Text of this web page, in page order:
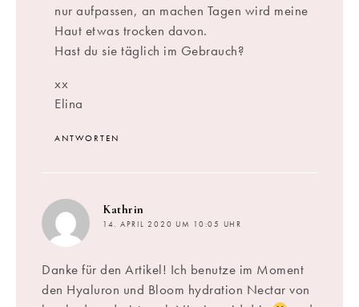
nur aufpassen, an machen Tagen wird meine
Haut etwas trocken davon.
Hast du sie täglich im Gebrauch?
xx
Elina
ANTWORTEN
Kathrin
14. APRIL 2020 UM 10:05 UHR
Danke für den Artikel! Ich benutze im Moment
den Hyaluron und Bloom hydration Nectar von